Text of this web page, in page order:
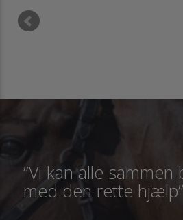
”Vi kan alle sammen
med den rette hjælp”